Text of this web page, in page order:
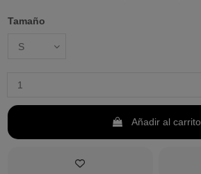
Tamaño
Añadir al carrito